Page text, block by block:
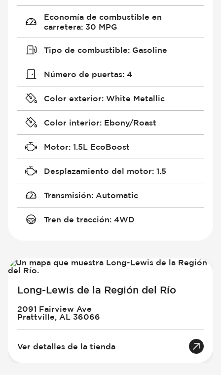
Economía de combustible en
carretera: 30 MPG
Tipo de combustible: Gasoline
Número de puertas: 4
Color exterior: White Metallic
Color interior: Ebony/Roast
Motor: 1.5L EcoBoost
Desplazamiento del motor: 1.5
Transmisión: Automatic
Tren de tracción: 4WD
Long-Lewis de la Región del Río
2091 Fairview Ave
Prattville, AL 36066
Ver detalles de la tienda